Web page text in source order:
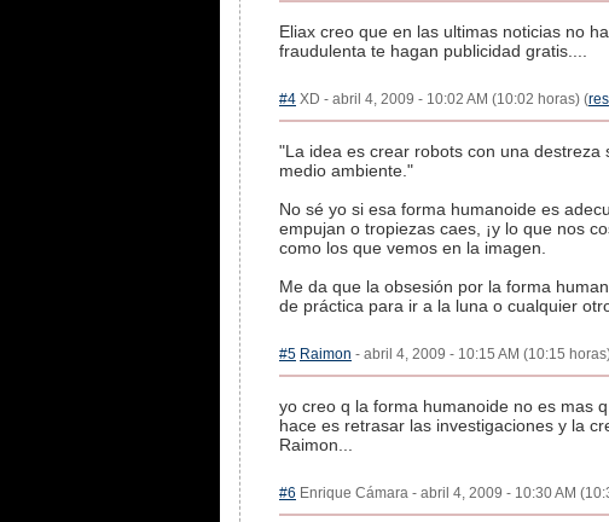
Eliax creo que en las ultimas noticias no
fraudulenta te hagan publicidad gratis....
#4 XD - abril 4, 2009 - 10:02 AM (10:02 horas) (
"La idea es crear robots con una
medio ambiente."
No sé yo si esa forma humanoide es
empujan o tropiezas caes, ¡y lo que nos
como los que vemos en la imagen.
Me da que la obsesión por la forma
de práctica para ir a la luna o cualquier
#5 Raimon - abril 4, 2009 - 10:15 AM (10:15
yo creo q la forma humanoide no es mas
hace es retrasar las investigaciones y la
Raimon...
#6 Enrique Cámara - abril 4, 2009 - 10:30 AM